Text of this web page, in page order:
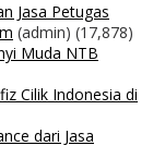
Jasa Petugas
(admin) (17,878)
Muda NTB
Cilik Indonesia di
dari Jasa